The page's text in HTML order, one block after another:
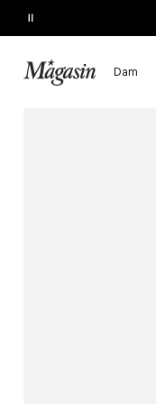
Pause
Dam
KÖP 2, SPARA 20%
Startsida Skönhet